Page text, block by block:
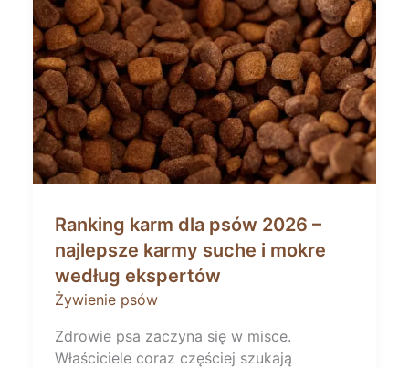
Ranking karm dla psów 2026 –
najlepsze karmy suche i mokre
według ekspertów
Żywienie psów
Zdrowie psa zaczyna się w misce.
Właściciele coraz częściej szukają